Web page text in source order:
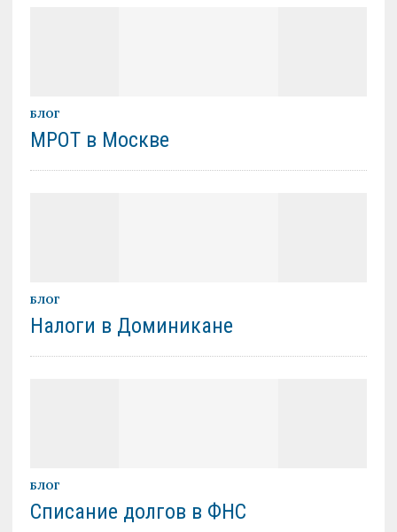
БЛОГ
МРОТ в Москве
БЛОГ
Налоги в Доминикане
БЛОГ
Списание долгов в ФНС